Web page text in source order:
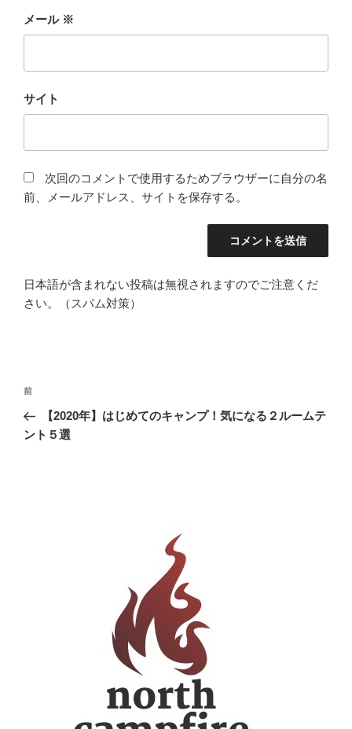
メール ※
サイト
次回のコメントで使用するためブラウザーに自分の名
前、メールアドレス、サイトを保存する。
日本語が含まれない投稿は無視されますのでご注意くだ
さい。（スパム対策）
投
ナ
前
の
投
前
【2020年】はじめてのキャンプ！気になる２ルームテ
ント５選